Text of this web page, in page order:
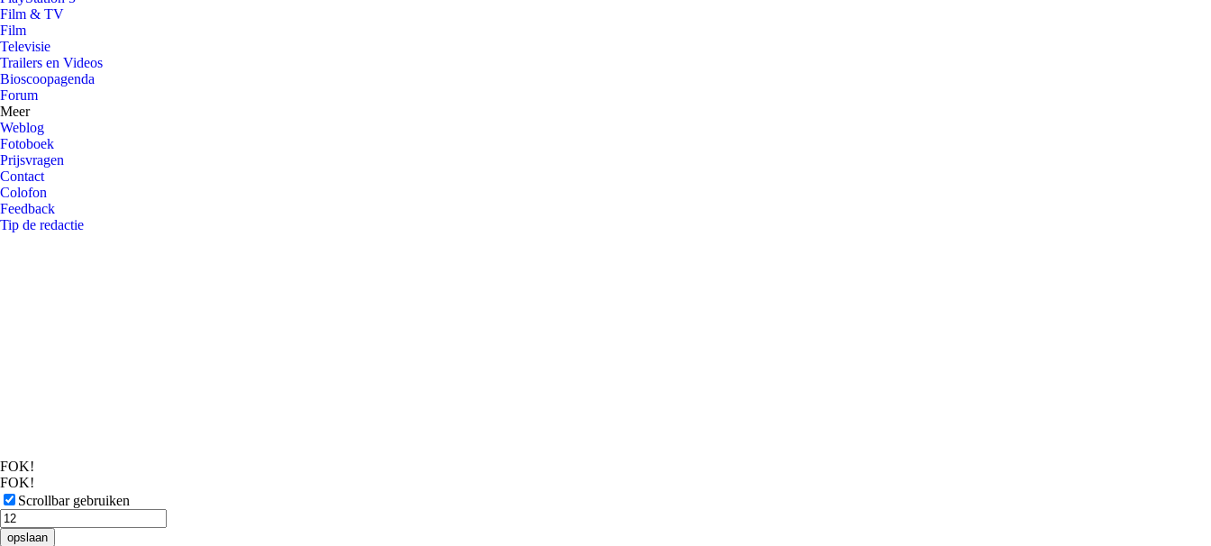
Film & TV
Film
Televisie
Trailers en Videos
Bioscoopagenda
Forum
Meer
Weblog
Fotoboek
Prijsvragen
Contact
Colofon
Feedback
Tip de redactie
FOK!
FOK!
Scrollbar gebruiken
opslaan